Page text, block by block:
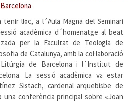
lloc, a l´Aula Magna del Seminari
acadèmica d´homenatge al beat
per la Facultat de Teologia de
de Catalunya, amb la col·laboració
de Barcelona i l´Institut de
La sessió acadèmica va estar
Sistach, cardenal arquebisbe de
una conferència principal sobre «Joan